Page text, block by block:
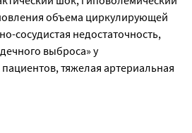
объема циркулирующей
сосудистая недостаточность,
выброса» у
тяжелая артериальная